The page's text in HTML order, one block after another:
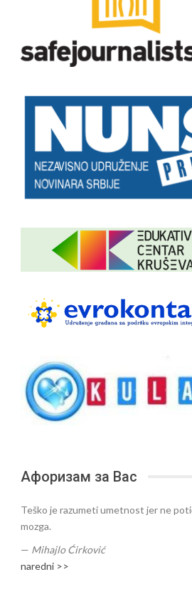
Афоризам за Вас
Teško je razumeti umetnost jer ne
mozga.
— Mihajlo Ćirković
naredni >>